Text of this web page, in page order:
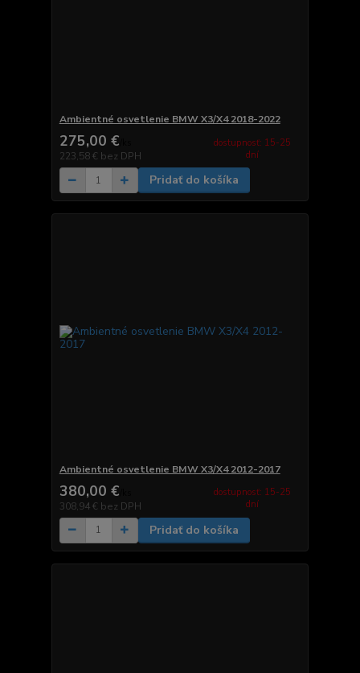
Ambientné osvetlenie BMW X3/X4 2018-2022
275,00 €
223,58 € bez DPH
dostupnosť: 15-25
dní
Pridať do košíka
Ambientné osvetlenie BMW X3/X4 2012-2017
380,00 €
308,94 € bez DPH
dostupnosť: 15-25
dní
Pridať do košíka